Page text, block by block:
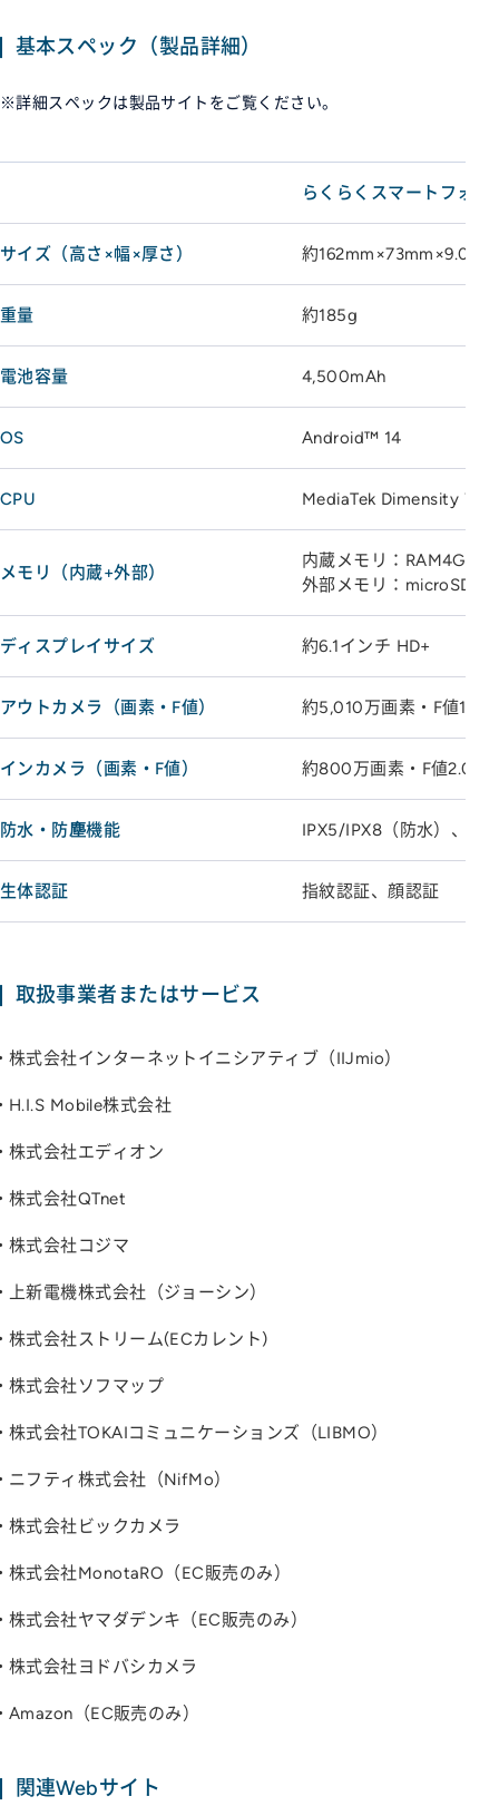
基本スペック（製品詳細）
※詳細スペックは製品サイトをご覧ください。
らくらくスマートフォン
サイズ（高さ×幅×厚さ） 約162mm×73mm×9.0mm
重量 約185g
電池容量 4,500mAh
OS Android™ 14
CPU MediaTek Dimensity
メモリ（内蔵+外部）
内蔵メモリ：RAM4GB、
外部メモリ：microSDXC
ディスプレイサイズ 約6.1インチ HD+
アウトカメラ（画素・F値） 約5,010万画素・F値1.8
インカメラ（画素・F値） 約800万画素・F値2.0
防水・防塵機能 IPX5/IPX8（防水）、
生体認証 指紋認証、顔認証
取扱事業者またはサービス
株式会社インターネットイニシアティブ（IIJmio）
H.I.S Mobile株式会社
株式会社エディオン
株式会社QTnet
株式会社コジマ
上新電機株式会社（ジョーシン）
株式会社ストリーム(ECカレント)
株式会社ソフマップ
株式会社TOKAIコミュニケーションズ（LIBMO）
ニフティ株式会社（NifMo）
株式会社ビックカメラ
株式会社MonotaRO（EC販売のみ）
株式会社ヤマダデンキ（EC販売のみ）
株式会社ヨドバシカメラ
Amazon（EC販売のみ）
関連Webサイト